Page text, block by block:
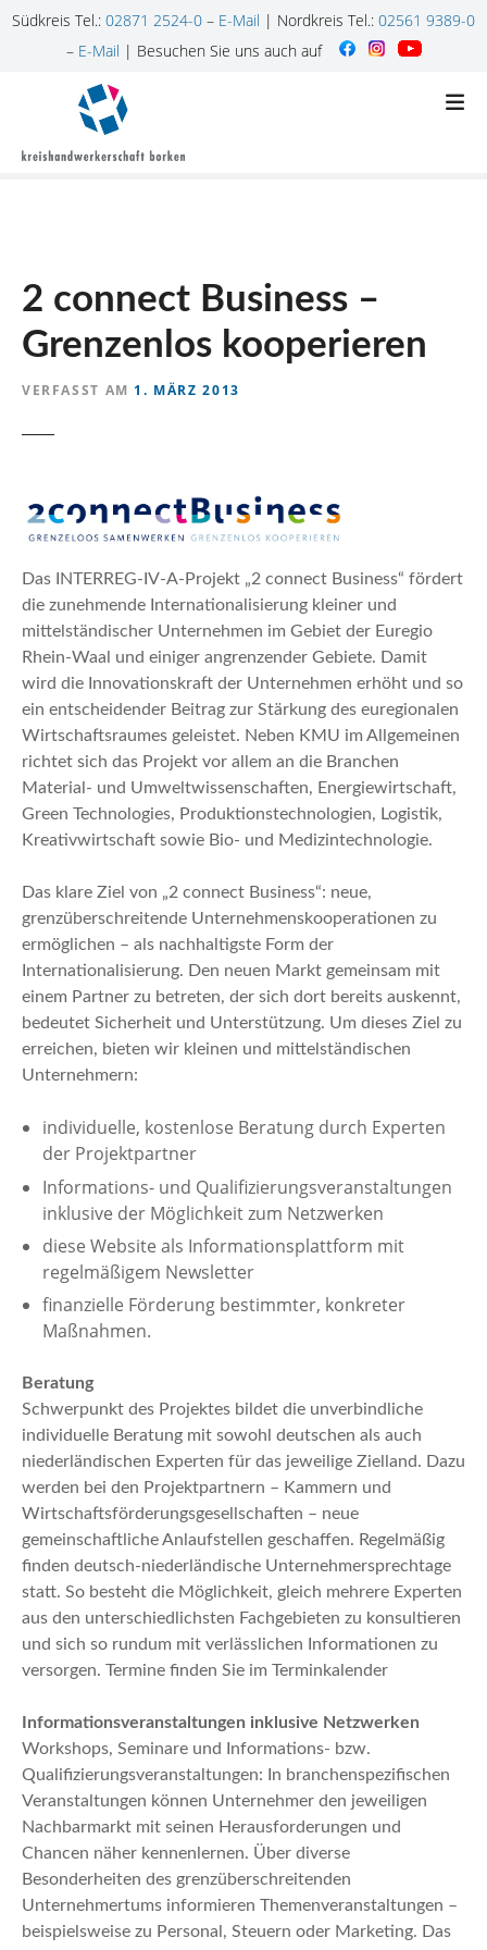
Südkreis Tel.: 02871 2524-0 – E-Mail | Nordkreis Tel.: 02561 9389-0
– E-Mail | Besuchen Sie uns auch auf
2 connect Business –
Grenzenlos kooperieren
VERFASST AM 1. MÄRZ 2013
Das INTERREG-IV-A-Projekt „2 connect Business“ fördert
die zunehmende Internationalisierung kleiner und
mittelständischer Unternehmen im Gebiet der Euregio
Rhein-Waal und einiger angrenzender Gebiete. Damit
wird die Innovationskraft der Unternehmen erhöht und so
ein entscheidender Beitrag zur Stärkung des euregionalen
Wirtschaftsraumes geleistet. Neben KMU im Allgemeinen
richtet sich das Projekt vor allem an die Branchen
Material- und Umweltwissenschaften, Energiewirtschaft,
Green Technologies, Produktionstechnologien, Logistik,
Kreativwirtschaft sowie Bio- und Medizintechnologie.
Das klare Ziel von „2 connect Business“: neue,
grenzüberschreitende Unternehmenskooperationen zu
ermöglichen – als nachhaltigste Form der
Internationalisierung. Den neuen Markt gemeinsam mit
einem Partner zu betreten, der sich dort bereits auskennt,
bedeutet Sicherheit und Unterstützung. Um dieses Ziel zu
erreichen, bieten wir kleinen und mittelständischen
Unternehmern:
individuelle, kostenlose Beratung durch Experten
der Projektpartner
Informations- und Qualifizierungsveranstaltungen
inklusive der Möglichkeit zum Netzwerken
diese Website als Informationsplattform mit
regelmäßigem Newsletter
finanzielle Förderung bestimmter, konkreter
Maßnahmen.
Beratung
Schwerpunkt des Projektes bildet die unverbindliche
individuelle Beratung mit sowohl deutschen als auch
niederländischen Experten für das jeweilige Zielland. Dazu
werden bei den Projektpartnern – Kammern und
Wirtschaftsförderungsgesellschaften – neue
gemeinschaftliche Anlaufstellen geschaffen. Regelmäßig
finden deutsch-niederländische Unternehmersprechtage
statt. So besteht die Möglichkeit, gleich mehrere Experten
aus den unterschiedlichsten Fachgebieten zu konsultieren
und sich so rundum mit verlässlichen Informationen zu
versorgen. Termine finden Sie im Terminkalender
Informationsveranstaltungen inklusive Netzwerken
Workshops, Seminare und Informations- bzw.
Qualifizierungsveranstaltungen: In branchenspezifischen
Veranstaltungen können Unternehmer den jeweiligen
Nachbarmarkt mit seinen Herausforderungen und
Chancen näher kennenlernen. Über diverse
Besonderheiten des grenzüberschreitenden
Unternehmertums informieren Themenveranstaltungen –
beispielsweise zu Personal, Steuern oder Marketing. Das